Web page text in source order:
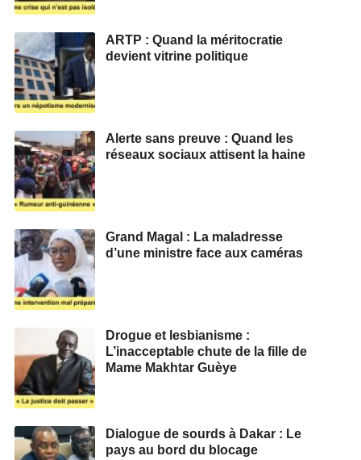
ARTP : Quand la méritocratie
devient vitrine politique
Alerte sans preuve : Quand les
réseaux sociaux attisent la haine
Grand Magal : La maladresse
d’une ministre face aux caméras
Drogue et lesbianisme :
L’inacceptable chute de la fille de
Mame Makhtar Guèye
Dialogue de sourds à Dakar : Le
pays au bord du blocage